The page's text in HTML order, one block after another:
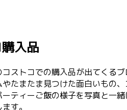
入品
ストコでの購入品が出てくる
たまたま見つけた面白いもの
ティーご飯の様子を写真と一
す。